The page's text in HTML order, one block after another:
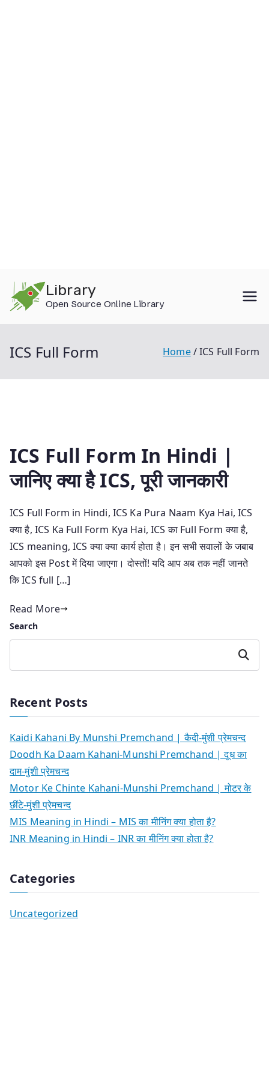
content
Library
Open Source Online Library
ICS Full Form Home ICS Full Form
ICS Full Form In Hindi |
जानिए क्या है ICS, पूरी जानकारी
ICS Full Form in Hindi, ICS Ka Pura Naam Kya Hai, ICS
क्या है, ICS Ka Full Form Kya Hai, ICS का Full Form क्या है,
ICS meaning, ICS क्या क्या कार्य होता है। इन सभी सवालों के जबाब
आपको इस Post में दिया जाएगा। दोस्तों! यदि आप अब तक नहीं जानते
कि ICS full […]
Read More
Search
Search
Recent Posts
Kaidi Kahani By Munshi Premchand | कैदी-मुंशी प्रेमचन्द
Doodh Ka Daam Kahani-Munshi Premchand | दूध का
दाम-मुंशी प्रेमचन्द
Motor Ke Chinte Kahani-Munshi Premchand | मोटर के
छींटे-मुंशी प्रेमचन्द
MIS Meaning in Hindi – MIS का मीनिंग क्या होता है?
INR Meaning in Hindi – INR का मीनिंग क्या होता है?
Categories
Uncategorized